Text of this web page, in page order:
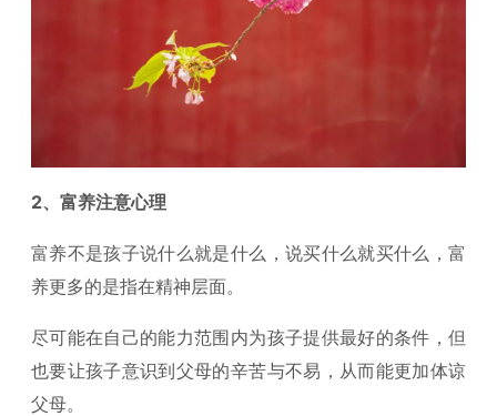
2、富养注意心理
富养不是孩子说什么就是什么，说买什么就买什么，富
养更多的是指在精神层面。
尽可能在自己的能力范围内为孩子提供最好的条件，但
也要让孩子意识到父母的辛苦与不易，从而能更加体谅
父母。